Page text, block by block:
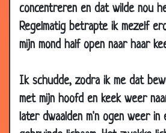
concentreren en dat wilde nou
Regelmatig betrapte ik mezelf
mijn mond half open naar haar
Ik schudde, zodra ik me dat
met mijn hoofd en keek weer
later dwaalden m'n ogen weer in
28 Jan
2008
Niets te verliezen
27 Jan
Aankleden
24 Jan
Eerder thuiskomen
24 Jan
2008
Bikini kopen